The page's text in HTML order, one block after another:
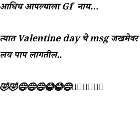
आधिच आपल्याला Gf नाय…
त्यातValentineday चे msg जखमेवर
लय पाप लागतील..
🤣🤣😅😅😅😂😂😅🤦‍♀️🤦‍♀️🤦‍♀️